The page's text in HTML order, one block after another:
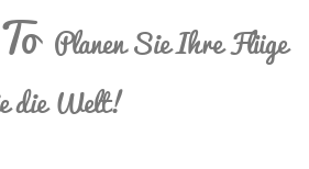
Planen Sie Ihre Flüge
die Welt!